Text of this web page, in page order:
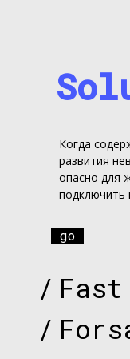
Когда
развития
опасно для
подключить
go
/
/